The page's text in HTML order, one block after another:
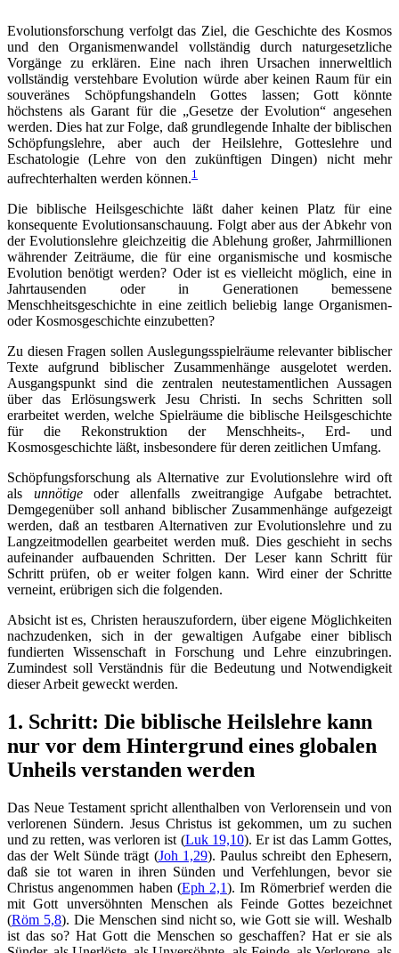
Evolutionsforschung verfolgt das Ziel, die Geschichte des Kosmos
und den Organismenwandel vollständig durch naturgesetzliche
Vorgänge zu erklären. Eine nach ihren Ursachen innerweltlich
vollständig verstehbare Evolution würde aber keinen Raum für ein
souveränes Schöpfungshandeln Gottes lassen; Gott könnte
höchstens als Garant für die „Gesetze der Evolution“ angesehen
werden. Dies hat zur Folge, daß grundlegende Inhalte der biblischen
Schöpfungslehre, aber auch der Heilslehre, Gotteslehre und
Eschatologie (Lehre von den zukünftigen Dingen) nicht mehr
aufrechterhalten werden können.1
Die biblische Heilsgeschichte läßt daher keinen Platz für eine
konsequente Evolutionsanschauung. Folgt aber aus der Abkehr von
der Evolutionslehre gleichzeitig die Ablehung großer, Jahrmillionen
währender Zeiträume, die für eine organismische und kosmische
Evolution benötigt werden? Oder ist es vielleicht möglich, eine in
Jahrtausenden oder in Generationen bemessene
Menschheitsgeschichte in eine zeitlich beliebig lange Organismen-
oder Kosmosgeschichte einzubetten?
Zu diesen Fragen sollen Auslegungsspielräume relevanter biblischer
Texte aufgrund biblischer Zusammenhänge ausgelotet werden.
Ausgangspunkt sind die zentralen neutestamentlichen Aussagen
über das Erlösungswerk Jesu Christi. In sechs Schritten soll
erarbeitet werden, welche Spielräume die biblische Heilsgeschichte
für die Rekonstruktion der Menschheits-, Erd- und
Kosmosgeschichte läßt, insbesondere für deren zeitlichen Umfang.
Schöpfungsforschung als Alternative zur Evolutionslehre wird oft
als unnötigeoder allenfalls zweitrangige Aufgabe betrachtet.
Demgegenüber soll anhand biblischer Zusammenhänge aufgezeigt
werden, daß an testbaren Alternativen zur Evolutionslehre und zu
Langzeitmodellen gearbeitet werden muß. Dies geschieht in sechs
aufeinander aufbauenden Schritten. Der Leser kann Schritt für
Schritt prüfen, ob er weiter folgen kann. Wird einer der Schritte
verneint, erübrigen sich die folgenden.
Absicht ist es, Christen herauszufordern, über eigene Möglichkeiten
nachzudenken, sich in der gewaltigen Aufgabe einer biblisch
fundierten Wissenschaft in Forschung und Lehre einzubringen.
Zumindest soll Verständnis für die Bedeutung und Notwendigkeit
dieser Arbeit geweckt werden.
1. Schritt: Die biblische Heilslehre kann
nur vor dem Hintergrund eines globalen
Unheils verstanden werden
Das Neue Testament spricht allenthalben von Verlorensein und von
verlorenen Sündern. Jesus Christus ist gekommen, um zu suchen
und zu retten, was verloren ist (Luk 19,10). Er ist das Lamm Gottes,
das der Welt Sünde trägt (Joh 1,29). Paulus schreibt den Ephesern,
daß sie tot waren in ihren Sünden und Verfehlungen, bevor sie
Christus angenommen haben (Eph 2,1). Im Römerbrief werden die
mit Gott unversöhnten Menschen als Feinde Gottes bezeichnet
(Röm 5,8). Die Menschen sind nicht so, wie Gott sie will. Weshalb
ist das so? Hat Gott die Menschen so geschaffen? Hat er sie als